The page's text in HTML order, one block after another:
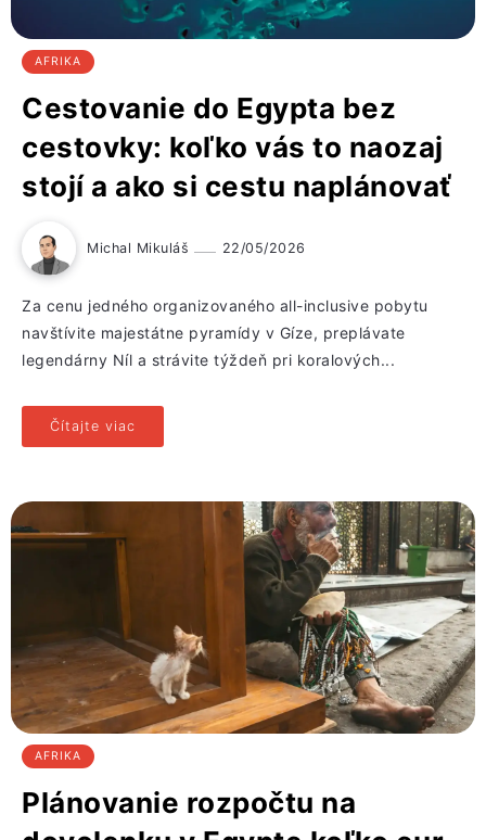
AFRIKA
Cestovanie do Egypta bez
cestovky: koľko vás to naozaj
stojí a ako si cestu naplánovať
Michal Mikuláš 22/05/2026
Za cenu jedného organizovaného all-inclusive pobytu
navštívite majestátne pyramídy v Gíze, preplávate
legendárny Níl a strávite týždeň pri koralových...
Čítajte viac
AFRIKA
Plánovanie rozpočtu na